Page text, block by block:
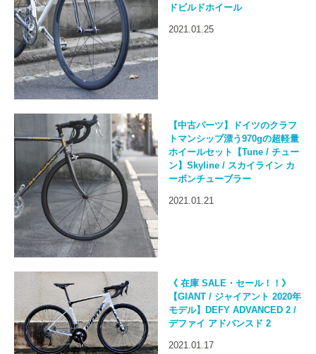
ドビルドホイール
2021.01.25
【中古パーツ】ドイツのクラフ
トマンシップ漂う970gの超軽量
ホイールセット【Tune / チュー
ン】Skyline / スカイライン カ
ーボンチューブラー
2021.01.21
《 在庫 SALE・セール！！》
【GIANT / ジャイアント 2020年
モデル】DEFY ADVANCED 2 /
デファイ アドバンスド 2
2021.01.17